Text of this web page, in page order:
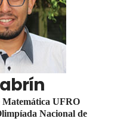
UFRO
Nacional de